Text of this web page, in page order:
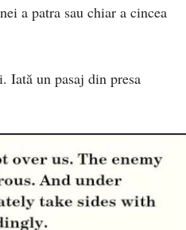
a patra sau chiar a cincea
Iată un pasaj din presa